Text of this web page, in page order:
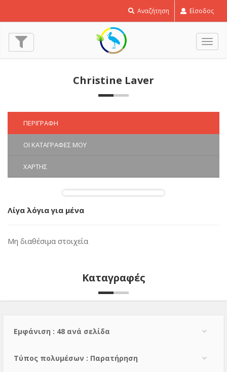
Αναζήτηση Είσοδος
Christine Laver
ΠΕΡΙΓΡΑΦΉ
ΟΙ ΚΑΤΑΓΡΑΦΈΣ ΜΟΥ
ΧΆΡΤΗΣ
Λίγα λόγια για μένα
Μη διαθέσιμα στοιχεία
Καταγραφές
Εμφάνιση : 48 ανά σελίδα
Τύπος πολυμέσων : Παρατήρηση